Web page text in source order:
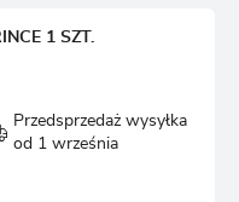
1 SZT.
Przedsprzedaż wysyłka
od 1 września